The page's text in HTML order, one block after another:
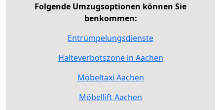
Folgende Umzugsoptionen können Sie
benkommen:
Entrümpelungsdienste
Halteverbotszone in Aachen
Möbeltaxi Aachen
Möbellift Aachen